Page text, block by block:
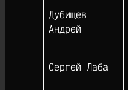
Дубищев
Андрей
Сергей Лаба